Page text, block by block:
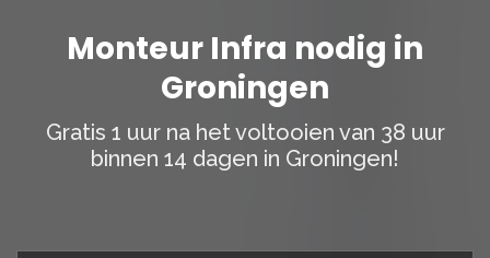
Monteur Infra nodig in
Groningen
Gratis 1 uur na het voltooien van 38 uur
binnen 14 dagen in Groningen!